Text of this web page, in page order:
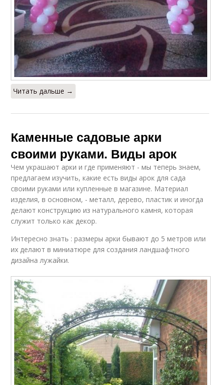
Читать дальше →
Каменные садовые арки
своими руками. Виды арок
Чем украшают арки и где применяют - мы теперь знаем,
предлагаем изучить, какие есть виды арок для сада
своими руками или купленные в магазине. Материал
изделия, в основном, - металл, дерево, пластик и иногда
делают конструкцию из натурального камня, которая
служит только как декор.
Интересно знать : размеры арки бывают до 5 метров или
их делают в миниатюре для создания ландшафтного
дизайна лужайки.